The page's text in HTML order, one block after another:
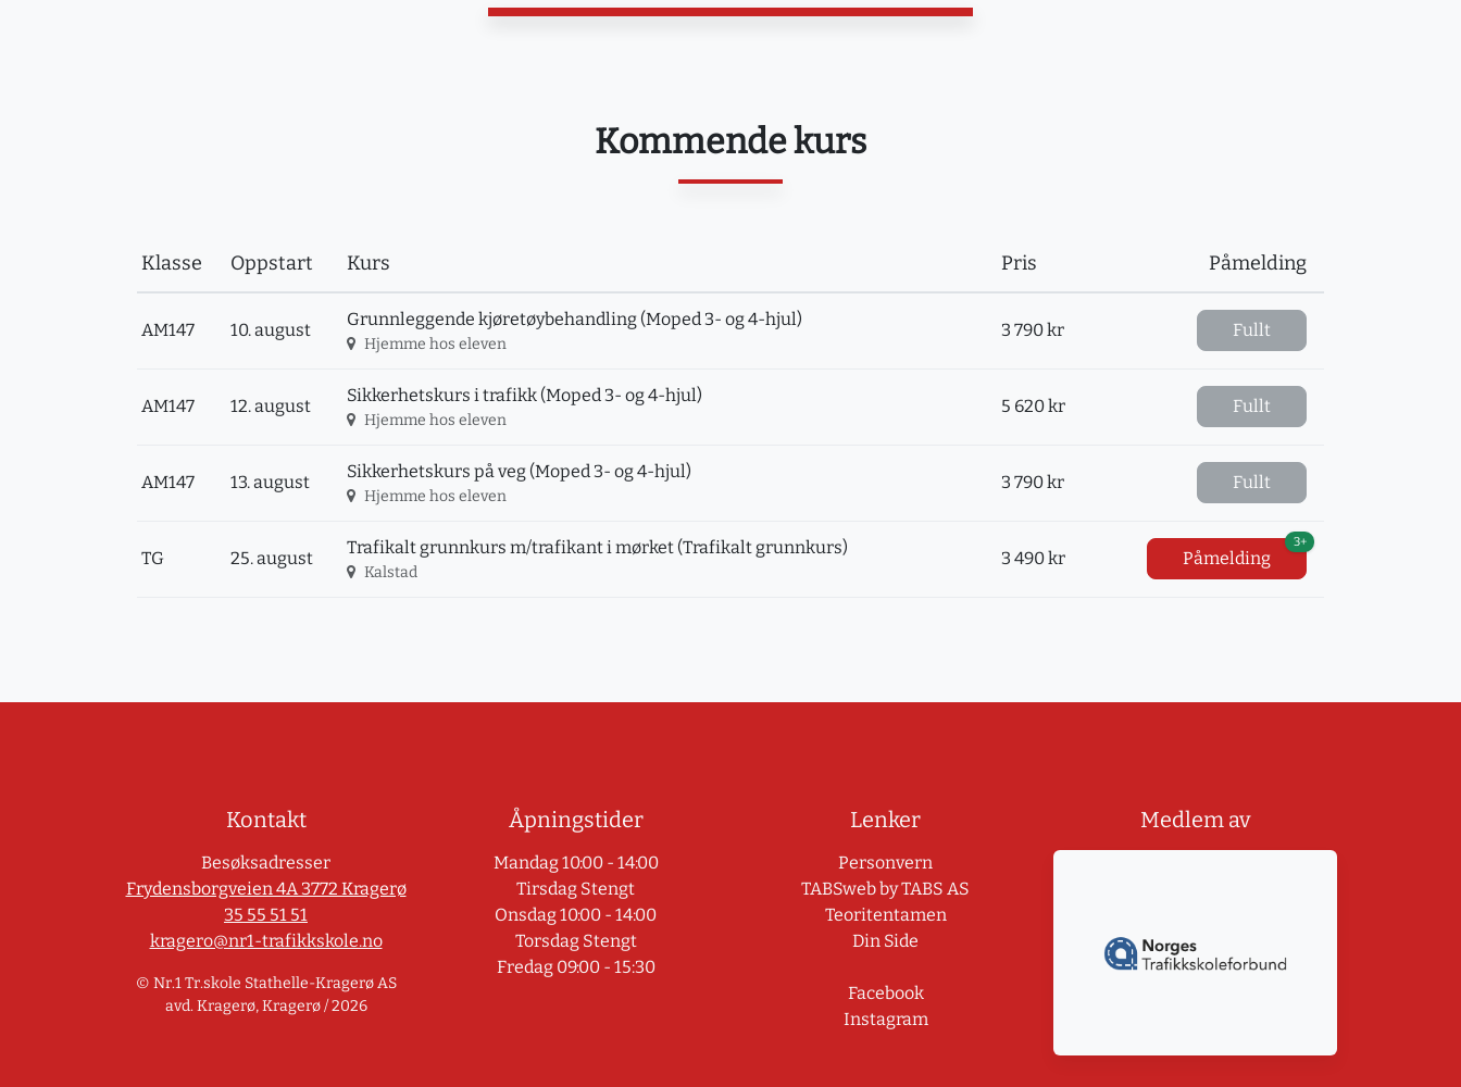
Kommende kurs
Klasse Oppstart Kurs Pris Påmelding
AM147 10. august
Grunnleggende kjøretøybehandling (Moped 3- og 4-hjul)
Hjemme hos eleven
3 790 kr Fullt
AM147 12. august
Sikkerhetskurs i trafikk (Moped 3- og 4-hjul)
Hjemme hos eleven
5 620 kr Fullt
AM147 13. august
Sikkerhetskurs på veg (Moped 3- og 4-hjul)
Hjemme hos eleven
3 790 kr Fullt
TG 25. august
Trafikalt grunnkurs m/trafikant i mørket (Trafikalt grunnkurs)
Kalstad
3 490 kr Påmelding
3+
Kontakt
Besøksadresser
Frydensborgveien 4A 3772 Kragerø
35 55 51 51
kragero@nr1-trafikkskole.no
© Nr.1 Tr.skole Stathelle-Kragerø AS
avd. Kragerø, Kragerø / 2026
Åpningstider
Mandag 10:00 - 14:00
Tirsdag Stengt
Onsdag 10:00 - 14:00
Torsdag Stengt
Fredag 09:00 - 15:30
Lenker
Personvern
TABSwebby TABS AS
Teoritentamen
Din Side
Facebook
Instagram
Medlem av